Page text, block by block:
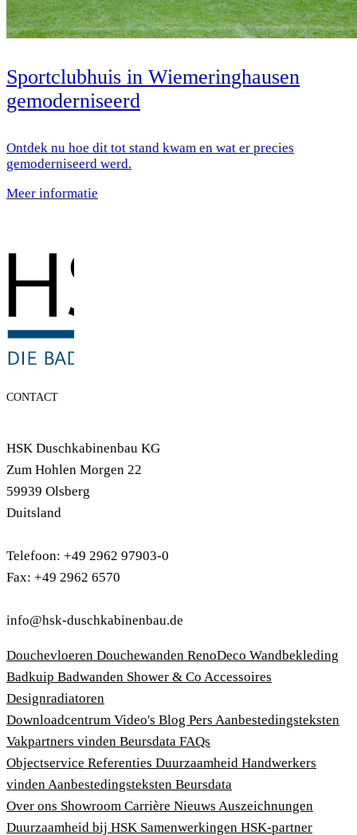
Sportclubhuis in Wiemeringhausen
gemoderniseerd
Ontdek nu hoe dit tot stand kwam en wat er precies
gemoderniseerd werd.
Meer informatie
CONTACT
HSK Duschkabinenbau KG
Zum Hohlen Morgen 22
59939 Olsberg
Duitsland
Telefoon: +49 2962 97903-0
Fax: +49 2962 6570
info@hsk-duschkabinenbau.de
Douchevloeren Douchewanden RenoDeco Wandbekleding
Badkuip Badwanden Shower & Co Accessoires
Designradiatoren
Downloadcentrum Video's Blog Pers Aanbestedingsteksten
Vakpartners vinden Beursdata FAQs
Objectservice Referenties Duurzaamheid Handwerkers
vindenAanbestedingsteksten Beursdata
Over ons Showroom Carrière Nieuws Auszeichnungen
Duurzaamheid bij HSK Samenwerkingen HSK-partner